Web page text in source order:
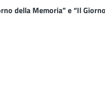
della Memoria” e “Il